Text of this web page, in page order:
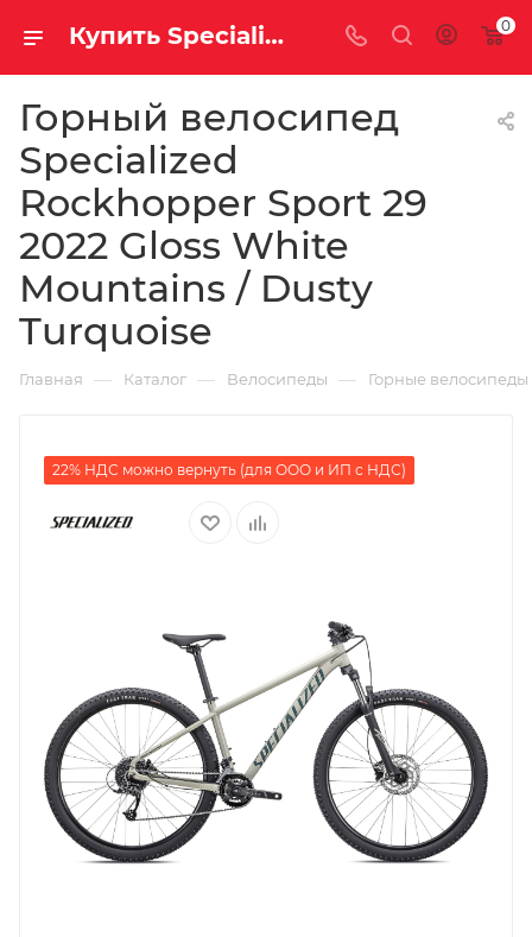
Купить Specialized Rockhopper Sport 29 2022 Gloss White Mountains / Dusty Turquoise за рублей, а со скидкой 0
Горный велосипед
Specialized
Rockhopper Sport 29
2022 Gloss White
Mountains / Dusty
Turquoise
Главная — Каталог — Велосипеды — Горные велосипеды
22% НДС можно вернуть (для ООО и ИП с НДС)